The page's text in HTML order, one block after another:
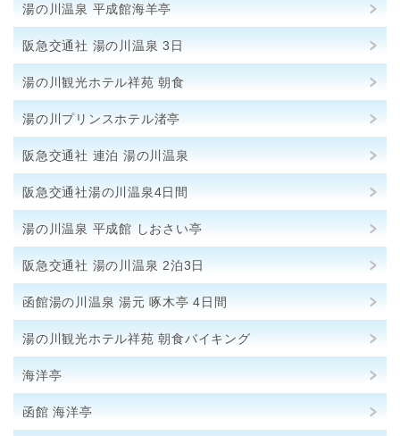
湯の川温泉 平成館海羊亭
阪急交通社 湯の川温泉 3日
湯の川観光ホテル祥苑 朝食
湯の川プリンスホテル渚亭
阪急交通社 連泊 湯の川温泉
阪急交通社湯の川温泉4日間
湯の川温泉 平成館 しおさい亭
阪急交通社 湯の川温泉 2泊3日
函館湯の川温泉 湯元 啄木亭 4日間
湯の川観光ホテル祥苑 朝食バイキング
海洋亭
函館 海洋亭